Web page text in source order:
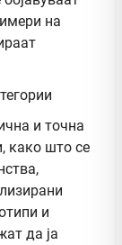
на
и точна
како што се
и
да ја